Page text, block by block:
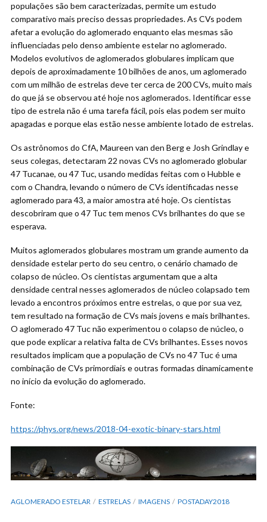
populações são bem caracterizadas, permite um estudo
comparativo mais preciso dessas propriedades. As CVs podem
afetar a evolução do aglomerado enquanto elas mesmas são
influenciadas pelo denso ambiente estelar no aglomerado.
Modelos evolutivos de aglomerados globulares implicam que
depois de aproximadamente 10 bilhões de anos, um aglomerado
com um milhão de estrelas deve ter cerca de 200 CVs, muito mais
do que já se observou até hoje nos aglomerados. Identificar esse
tipo de estrela não é uma tarefa fácil, pois elas podem ser muito
apagadas e porque elas estão nesse ambiente lotado de estrelas.
Os astrônomos do CfA, Maureen van den Berg e Josh Grindlay e
seus colegas, detectaram 22 novas CVs no aglomerado globular
47 Tucanae, ou 47 Tuc, usando medidas feitas com o Hubble e
com o Chandra, levando o número de CVs identificadas nesse
aglomerado para 43, a maior amostra até hoje. Os cientistas
descobriram que o 47 Tuc tem menos CVs brilhantes do que se
esperava.
Muitos aglomerados globulares mostram um grande aumento da
densidade estelar perto do seu centro, o cenário chamado de
colapso de núcleo. Os cientistas argumentam que a alta
densidade central nesses aglomerados de núcleo colapsado tem
levado a encontros próximos entre estrelas, o que por sua vez,
tem resultado na formação de CVs mais jovens e mais brilhantes.
O aglomerado 47 Tuc não experimentou o colapso de núcleo, o
que pode explicar a relativa falta de CVs brilhantes. Esses novos
resultados implicam que a população de CVs no 47 Tuc é uma
combinação de CVs primordiais e outras formadas dinamicamente
no início da evolução do aglomerado.
Fonte:
https://phys.org/news/2018-04-exotic-binary-stars.html
AGLOMERADO ESTELAR ESTRELAS IMAGENS POSTADAY2018